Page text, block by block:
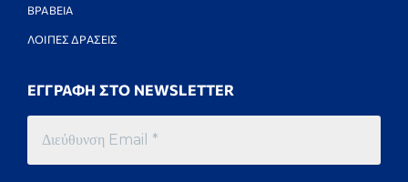
ΒΡΑΒΕΙΑ
ΛΟΙΠΕΣ ΔΡΑΣΕΙΣ
ΕΓΓΡΑΦΗ ΣΤΟ NEWSLETTER